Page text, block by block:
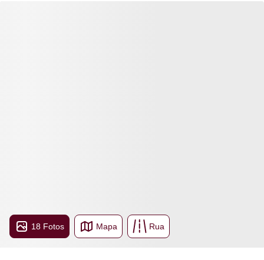
18 Fotos Mapa Rua